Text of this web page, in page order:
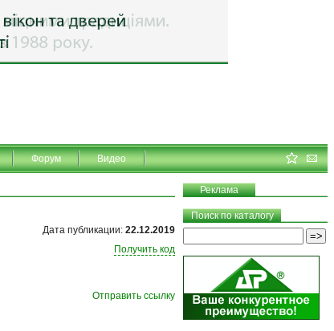
Форум Видео
Реклама
Дата публикации: 22.12.2019
Получить код
Отправить ссылку
Поиск по каталогу